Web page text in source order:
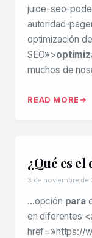
juice-seo-
autoridad-
optimización
SEO»>
muchos de
READ MORE
¿Qué es el
3 de noviembre de
…opción para
en diferentes
href=»https://